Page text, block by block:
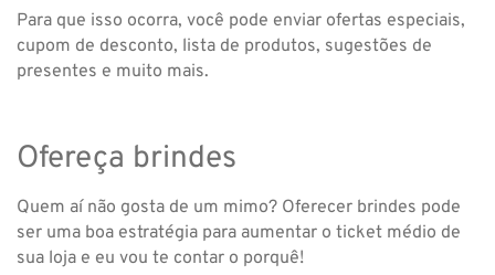
Para que isso ocorra, você pode enviar ofertas especiais,
cupom de desconto, lista de produtos, sugestões de
presentes e muito mais.
Ofereça brindes
Quem aí não gosta de um mimo? Oferecer brindes pode
ser uma boa estratégia para aumentar o ticket médio de
sua loja e eu vou te contar o porquê!